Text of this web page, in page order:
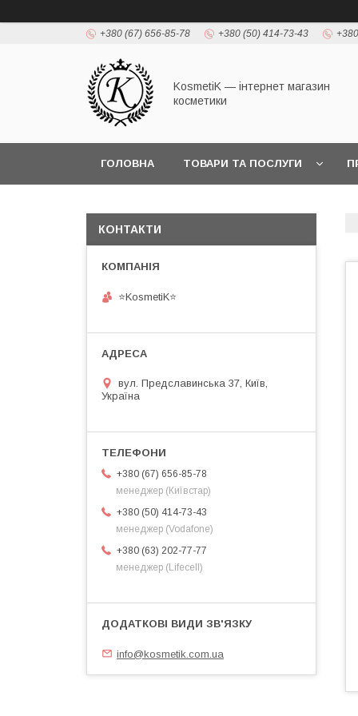
+380 (67) 656-85-78 +380 (50) 414-73-43
KosmetiK — інтернет магазин
косметики
ГОЛОВНА ТОВАРИ ТА ПОСЛУГИ
КОНТАКТИ
⭐KosmetiK⭐
вул. Предславинська 37, Київ,
Україна
+380 (67) 656-85-78
менеджер (Київстар)
+380 (50) 414-73-43
менеджер (Vodafone)
+380 (63) 202-77-77
менеджер (Lifecell)
info@kosmetik.com.ua